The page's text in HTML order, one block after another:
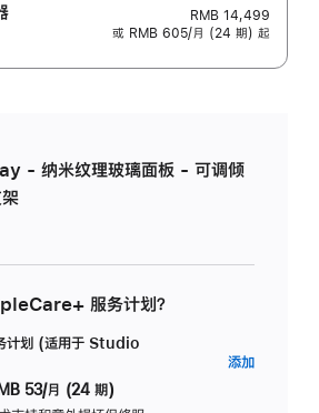
RMB 14,499
或 RMB 605/月 (24 期) 起
- 纳米纹理玻璃面板 - 可调倾
服务计划？
划 (适用于 Studio
53/月 (24 期)
添加